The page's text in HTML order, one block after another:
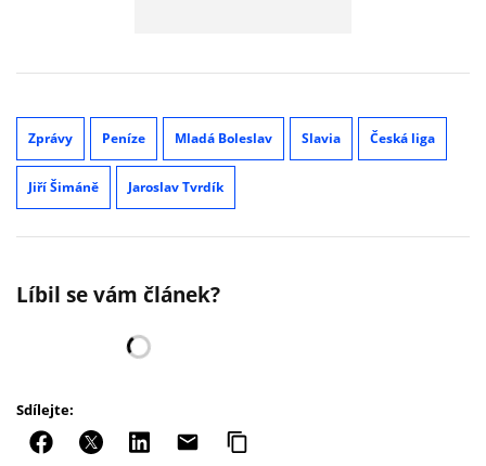
Zprávy Peníze Mladá Boleslav Slavia Česká liga
Jiří Šimáně Jaroslav Tvrdík
Líbil se vám článek?
Sdílejte: